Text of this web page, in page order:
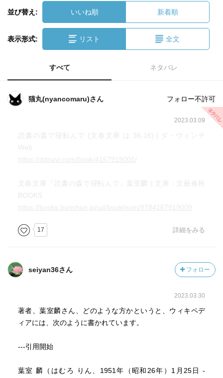
並び替え: いいね順 新着順
表示形式: リスト 全文
すべて ネタバレ
猫丸(nyancomaru)さん フォロー不許可
2023.03.09
読書の森で寝転んで (文春文庫 は 36-16) | ダ・ヴィンチ
Web
文春文庫『読書の森で寝転んで』葉室麟 | 文庫 - 文藝春秋
BOOKS
17 詳細をみる
seiyan36さん フォロー
2023.03.30
著者、葉室麟さん、どのような方かというと、ウィキペデ
ィアには、次のように書かれています。
---引用開始
葉室 麟（はむろ りん、1951年（昭和26年）1月25日 -